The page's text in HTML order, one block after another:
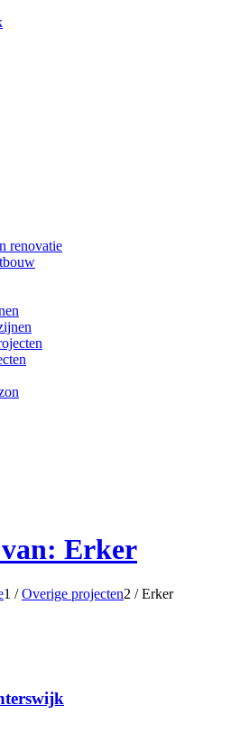
renovatie
Erker
1 / Overige projecten2 / Erker